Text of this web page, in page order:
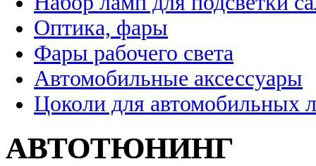
Оптика, фары
Фары рабочего света
Автомобильные аксессуары
Цоколи для автомобильных
АВТОТЮНИНГ